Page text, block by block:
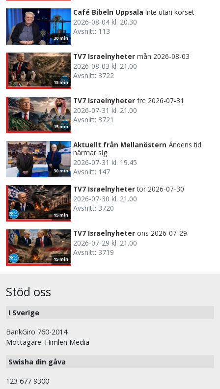
30 min
Café Bibeln Uppsala Inte utan korset
2026-08-04 kl. 20.30
Avsnitt: 113
15 min
TV7 Israelnyheter mån 2026-08-03
2026-08-03 kl. 21.00
Avsnitt: 3722
15 min
TV7 Israelnyheter fre 2026-07-31
2026-07-31 kl. 21.00
Avsnitt: 3721
30 min
Aktuellt från Mellanöstern Ändens tid
närmar sig
2026-07-31 kl. 19.45
Avsnitt: 147
15 min
TV7 Israelnyheter tor 2026-07-30
2026-07-30 kl. 21.00
Avsnitt: 3720
15 min
TV7 Israelnyheter ons 2026-07-29
2026-07-29 kl. 21.00
Avsnitt: 3719
Stöd oss
I Sverige
BankGiro 760-2014
Mottagare: Himlen Media
Swisha din gåva
123 677 9300